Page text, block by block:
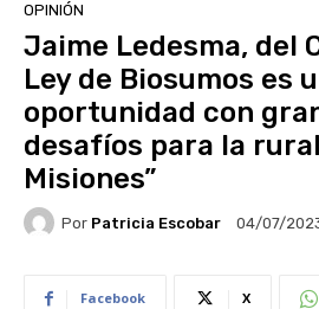
OPINIÓN
Jaime Ledesma, del
Ley de Biosumos es
oportunidad con
desafíos para la
Misiones”
Por Patricia Escobar 04/07/
Facebook X